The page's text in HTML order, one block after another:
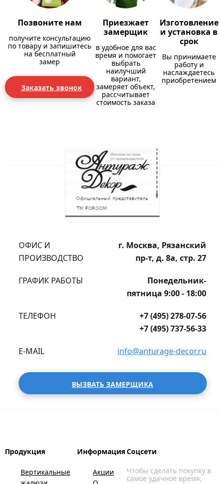
Позвоните нам
получите консультацию
по товару и запишитесь
на бесплатный
замер
Заказать звонок
Приезжает
замерщик
в удобное для вас
время и помогает
выбрать
наилучший
вариант,
замеряет объект,
рассчитывает
стоимость заказа
Изготовление
и установка в
срок
Вы принимаете
работу и
наслаждаетесь
приобретением
ОФИС И
ПРОИЗВОДСТВО
г. Москва, Рязанский
пр-т, д. 8а, стр. 27
ГРАФИК РАБОТЫ
Понедельник-
пятница 9:00 - 18:00
ТЕЛЕФОН
+7 (495) 278-07-56
+7 (495) 737-56-33
E-MAIL info@anturage-decor.ru
ВЫЗВАТЬ ЗАМЕРЩИКА
Продукция
Вертикальные
Информация
Акции
Соцсети
Чтобы сделать покупку в
самое удачное время,